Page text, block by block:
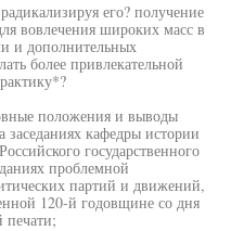
его? получение
вовлечения широких масс в
и дополнительных
более привлекательной
положения и выводы
кафедры истории
государственного
проблемной
партий и движений,
120-й годовщине со дня